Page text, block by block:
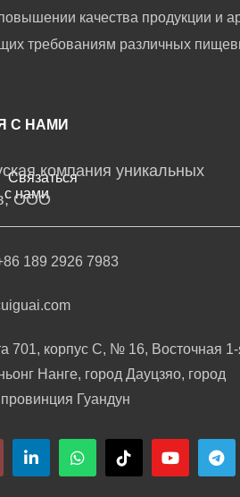
качества продукции и
требованиям различных
Связаться
с нами
С НАМИ
компания уникальных
ООО
189 2926 7983
701, корпус C, № 16, Восточная 1-
Нанге, город Дауцзяо, город
Гуандун